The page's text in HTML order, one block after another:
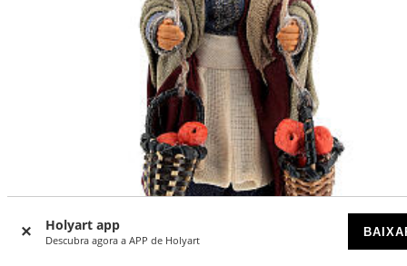
Holyart app
Descubra agora a APP de Holyart